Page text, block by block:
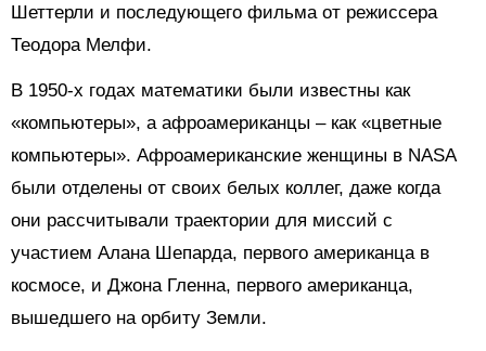
Шеттерли и последующего фильма от режиссера
Теодора Мелфи.
В 1950-х годах математики были известны как
«компьютеры», а афроамериканцы – как «цветные
компьютеры». Афроамериканские женщины в NASA
были отделены от своих белых коллег, даже когда
они рассчитывали траектории для миссий с
участием Алана Шепарда, первого американца в
космосе, и Джона Гленна, первого американца,
вышедшего на орбиту Земли.